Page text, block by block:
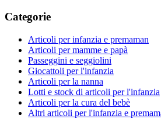
Categorie
Articoli per infanzia e premaman
Articoli per mamme e papà
Passeggini e seggiolini
Giocattoli per l'infanzia
Articoli per la nanna
Lotti e stock di articoli per l'infanzia
Articoli per la cura del bebè
Altri articoli per l'infanzia e